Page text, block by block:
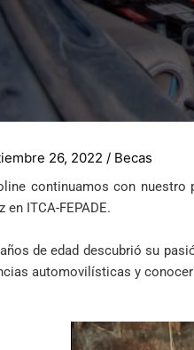
26, 2022 / Becas
continuamos con
ITCA-FEPADE.
de edad descubrió su
automovilísticas y